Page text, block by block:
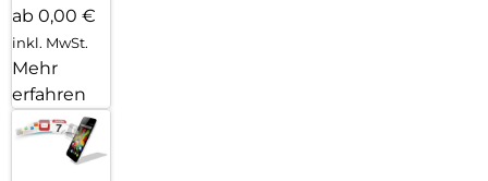
ab 0,00 €
inkl. MwSt.
Mehr
erfahren